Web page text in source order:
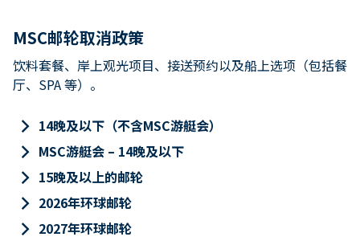
MSC邮轮取消政策
饮料套餐、岸上观光项目、接送预约以及船上选项（包括餐
厅、SPA 等）。
keyboard_arrow_right 14晚及以下（不含MSC游艇会）
keyboard_arrow_right MSC游艇会 – 14晚及以下
keyboard_arrow_right 15晚及以上的邮轮
keyboard_arrow_right 2026年环球邮轮
keyboard_arrow_right 2027年环球邮轮